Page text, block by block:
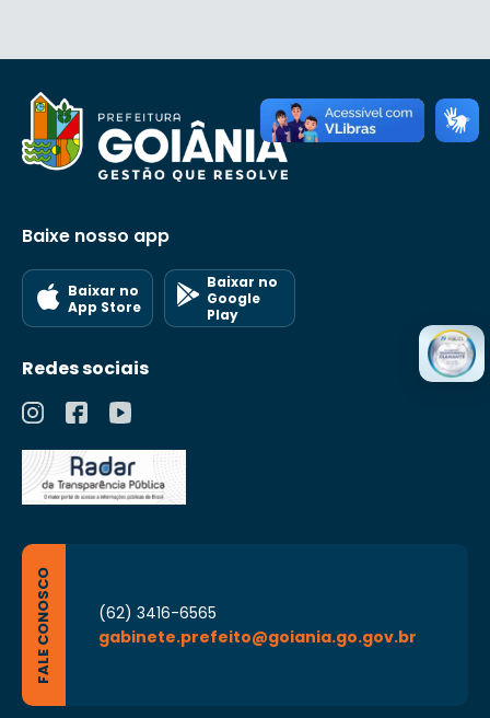
Baixe nosso app
Baixar no
App Store
Baixar no
Google
Play
Redes sociais
FALE CONOSCO
(62) 3416-6565
gabinete.prefeito@goiania.go.gov.br